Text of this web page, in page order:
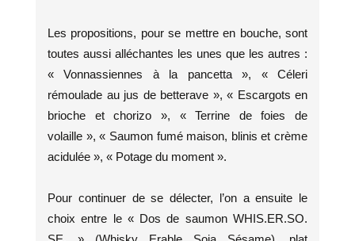
Les propositions, pour se mettre en bouche, sont
toutes aussi alléchantes les unes que les autres :
« Vonnassiennes à la pancetta », « Céleri
rémoulade au jus de betterave », « Escargots en
brioche et chorizo », « Terrine de foies de
volaille », « Saumon fumé maison, blinis et crème
acidulée », « Potage du moment ».
Pour continuer de se délecter, l’on a ensuite le
choix entre le « Dos de saumon WHIS.ER.SO.